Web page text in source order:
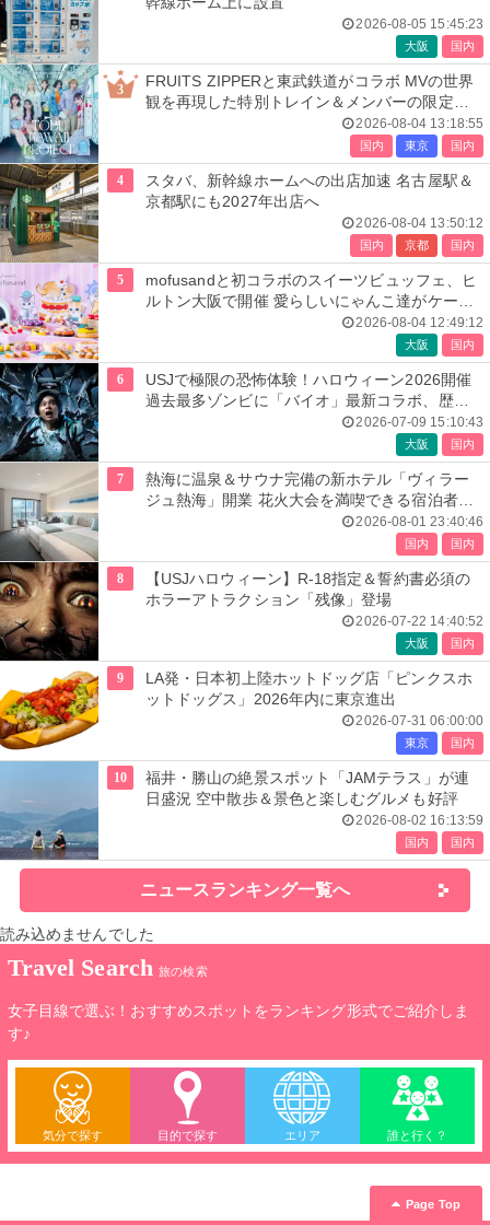
2026-08-05 15:45:23
大阪 国内
3
FRUITS ZIPPERと東武鉄道がコラボ MVの世界
観を再現した特別トレイン＆メンバーの限定ア
2026-08-04 13:18:55
国内 東京 国内
4
スタバ、新幹線ホームへの出店加速 名古屋駅＆
京都駅にも2027年出店へ
2026-08-04 13:50:12
国内 京都 国内
5
mofusandと初コラボのスイーツビュッフェ、ヒ
ルトン大阪で開催 愛らしいにゃんこ達がケーキ
2026-08-04 12:49:12
大阪 国内
6
USJで極限の恐怖体験！ハロウィーン2026開催
過去最多ゾンビに「バイオ」最新コラボ、歴代
2026-07-09 15:10:43
大阪 国内
7
熱海に温泉＆サウナ完備の新ホテル「ヴィラー
ジュ熱海」開業 花火大会を満喫できる宿泊者専
2026-08-01 23:40:46
国内 国内
8
【USJハロウィーン】R-18指定＆誓約書必須の
ホラーアトラクション「残像」登場
2026-07-22 14:40:52
大阪 国内
9
LA発・日本初上陸ホットドッグ店「ピンクスホ
ットドッグス」2026年内に東京進出
2026-07-31 06:00:00
東京 国内
10
福井・勝山の絶景スポット「JAMテラス」が連
日盛況 空中散歩＆景色と楽しむグルメも好評
2026-08-02 16:13:59
国内 国内
ニュースランキング一覧へ
読み込めませんでした
Travel Search 旅の検索
女子目線で選ぶ！おすすめスポットをランキング形式でご紹介しま
す♪
気分で探す 目的で探す エリア 誰と行く？
Page Top